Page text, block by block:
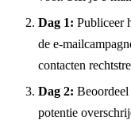
Dag 1: Publiceer
de e-
contacten
Dag 2: Beoordeel
potentie